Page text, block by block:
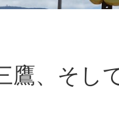
鷹、そし